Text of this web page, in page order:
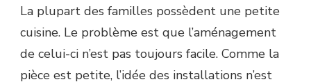
La plupart des familles possèdent une petite
cuisine. Le problème est que l’aménagement
de celui-ci n’est pas toujours facile. Comme la
pièce est petite, l’idée des installations n’est